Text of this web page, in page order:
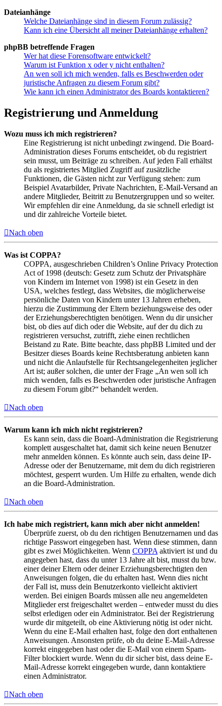
Dateianhänge
Welche Dateianhänge sind in diesem Forum zulässig?
Kann ich eine Übersicht all meiner Dateianhänge erhalten?
phpBB betreffende Fragen
Wer hat diese Forensoftware entwickelt?
Warum ist Funktion x oder y nicht enthalten?
An wen soll ich mich wenden, falls es Beschwerden oder
juristische Anfragen zu diesem Forum gibt?
Wie kann ich einen Administrator des Boards kontaktieren?
Registrierung und Anmeldung
Wozu muss ich mich registrieren?
Eine Registrierung ist nicht unbedingt zwingend. Die Board-
Administration dieses Forums entscheidet, ob du registriert
sein musst, um Beiträge zu schreiben. Auf jeden Fall erhältst
du als registriertes Mitglied Zugriff auf zusätzliche
Funktionen, die Gästen nicht zur Verfügung stehen: zum
Beispiel Avatarbilder, Private Nachrichten, E-Mail-Versand an
andere Mitglieder, Beitritt zu Benutzergruppen und so weiter.
Wir empfehlen dir eine Anmeldung, da sie schnell erledigt ist
und dir zahlreiche Vorteile bietet.
Nach oben
Was ist COPPA?
COPPA, ausgeschrieben Children’s Online Privacy Protection
Act of 1998 (deutsch: Gesetz zum Schutz der Privatsphäre
von Kindern im Internet von 1998) ist ein Gesetz in den
USA, welches festlegt, dass Websites, die möglicherweise
persönliche Daten von Kindern unter 13 Jahren erheben,
hierzu die Zustimmung der Eltern beziehungsweise des oder
der Erziehungsberechtigten benötigen. Wenn du dir unsicher
bist, ob dies auf dich oder die Website, auf der du dich zu
registrieren versuchst, zutrifft, ziehe einen rechtlichen
Beistand zu Rate. Bitte beachte, dass phpBB Limited und der
Besitzer dieses Boards keine Rechtsberatung anbieten kann
und nicht die Anlaufstelle für Rechtsangelegenheiten jeglicher
Art ist; außer solchen, die unter der Frage „An wen soll ich
mich wenden, falls es Beschwerden oder juristische Anfragen
zu diesem Forum gibt?“ behandelt werden.
Nach oben
Warum kann ich mich nicht registrieren?
Es kann sein, dass die Board-Administration die Registrierung
komplett ausgeschaltet hat, damit sich keine neuen Benutzer
mehr anmelden können. Es könnte auch sein, dass deine IP-
Adresse oder der Benutzername, mit dem du dich registrieren
möchtest, gesperrt wurden. Um Hilfe zu erhalten, wende dich
an die Board-Administration.
Nach oben
Ich habe mich registriert, kann mich aber nicht anmelden!
Überprüfe zuerst, ob du den richtigen Benutzernamen und das
richtige Passwort eingegeben hast. Wenn diese stimmen, dann
gibt es zwei Möglichkeiten. Wenn COPPA aktiviert ist und du
angegeben hast, dass du unter 13 Jahre alt bist, musst du bzw.
einer deiner Eltern oder deiner Erziehungsberechtigten den
Anweisungen folgen, die du erhalten hast. Wenn dies nicht
der Fall ist, muss dein Benutzerkonto vielleicht aktiviert
werden. Bei einigen Boards müssen alle neu angemeldeten
Mitglieder erst freigeschaltet werden – entweder musst du dies
selbst erledigen oder ein Administrator. Bei der Registrierung
wurde dir mitgeteilt, ob eine Aktivierung nötig ist oder nicht.
Wenn du eine E-Mail erhalten hast, folge den dort enthaltenen
Anweisungen. Ansonsten prüfe, ob du deine E-Mail-Adresse
korrekt eingegeben hast oder die E-Mail von einem Spam-
Filter blockiert wurde. Wenn du dir sicher bist, dass deine E-
Mail-Adresse korrekt eingegeben wurde, dann kontaktiere
einen Administrator.
Nach oben